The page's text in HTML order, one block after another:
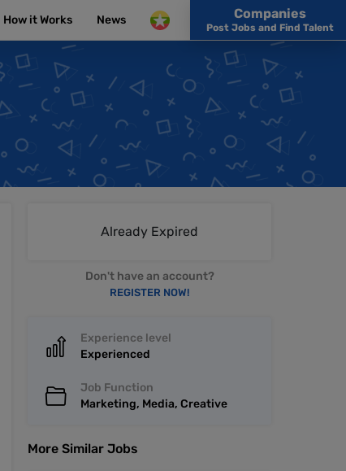
How it Works News Companies
Post Jobs and Find Talent
Already Expired
Don't have an account?
REGISTER NOW!
Experience level
Experienced
Job Function
Marketing, Media, Creative
More Similar Jobs